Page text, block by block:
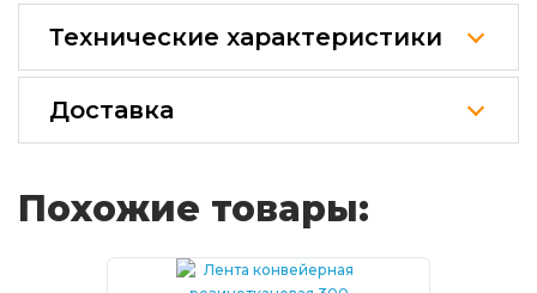
Технические характеристики
Доставка
Похожие товары: